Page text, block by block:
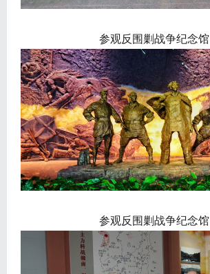
参观反围剿战争纪念馆
参观反围剿战争纪念馆